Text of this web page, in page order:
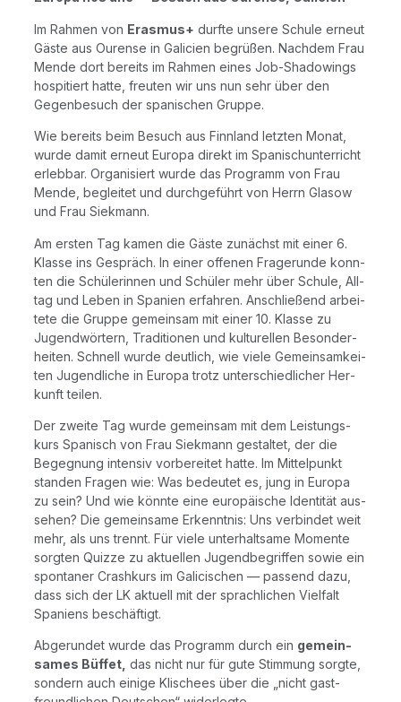
Im Rah­men von Eras­mus+ durf­te unse­re Schu­le erneut
Gäs­te aus Ouren­se in Gali­ci­en begrü­ßen. Nach­dem Frau
Men­de dort bereits im Rah­men eines Job-Shadowings
hos­pi­tiert hat­te, freu­ten wir uns nun sehr über den
Gegen­be­such der spa­ni­schen Gruppe.
Wie bereits beim Besuch aus Finn­land letz­ten Monat,
wur­de damit erneut Euro­pa direkt im Spa­nisch­un­ter­richt
erleb­bar. Orga­ni­siert wur­de das Pro­gramm von Frau
Men­de, beglei­tet und durch­ge­führt von Herrn Gla­sow
und Frau Siekmann.
Am ers­ten Tag kamen die Gäs­te zunächst mit einer 6.
Klas­se ins Gespräch. In einer offe­nen Fra­ge­run­de konn­
ten die Schü­le­rin­nen und Schü­ler mehr über Schu­le, All­
tag und Leben in Spa­ni­en erfah­ren. Anschlie­ßend arbei­
te­te die Grup­pe gemein­sam mit einer 10. Klas­se zu
Jugend­wör­tern, Tra­di­tio­nen und kul­tu­rel­len Beson­der­
hei­ten. Schnell wur­de deut­lich, wie vie­le Gemein­sam­kei­
ten Jugend­li­che in Euro­pa trotz unter­schied­li­cher Her­
kunft teilen.
Der zwei­te Tag wur­de gemein­sam mit dem Leis­tungs­
kurs Spa­nisch von Frau Siek­mann gestal­tet, der die
Begeg­nung inten­siv vor­be­rei­tet hat­te. Im Mit­tel­punkt
stan­den Fra­gen wie: Was bedeu­tet es, jung in Euro­pa
zu sein? Und wie könn­te eine euro­päi­sche Iden­ti­tät aus­
se­hen? Die gemein­sa­me Erkennt­nis: Uns ver­bin­det weit
mehr, als uns trennt. Für vie­le unter­halt­sa­me Momen­te
sorg­ten Quiz­ze zu aktu­el­len Jugend­be­grif­fen sowie ein
spon­ta­ner Crash­kurs im Gali­cis­chen — pas­send dazu,
dass sich der LK aktu­ell mit der sprach­li­chen Viel­falt
Spa­ni­ens beschäftigt.
Abge­run­det wur­de das Pro­gramm durch ein gemein­
sa­mes Büf­fet, das nicht nur für gute Stim­mung sorg­te,
son­dern auch eini­ge Kli­schees über die „nicht gast­